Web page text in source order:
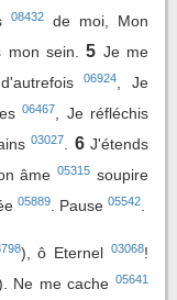
08432
de moi, Mon
mon sein. 5 Je me
06924
, Je
06467 , Je réfléchis
03027 6 J'étends
âme05315 soupire
05889 . Pause 05542
), ô Eternel03068!
Ne me cache05641